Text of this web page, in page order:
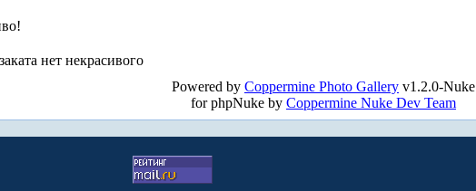
нет некрасивого
Powered by Coppermine Photo Gallery v1.2.0-Nuke
for phpNuke by Coppermine Nuke Dev Team